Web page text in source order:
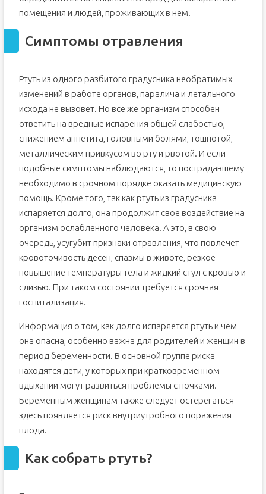
помещения и людей, проживающих в нем.
Симптомы отравления
Ртуть из одного разбитого градусника необратимых
изменений в работе органов, паралича и летального
исхода не вызовет. Но все же организм способен
ответить на вредные испарения общей слабостью,
снижением аппетита, головными болями, тошнотой,
металлическим привкусом во рту и рвотой. И если
подобные симптомы наблюдаются, то пострадавшему
необходимо в срочном порядке оказать медицинскую
помощь. Кроме того, так как ртуть из градусника
испаряется долго, она продолжит свое воздействие на
организм ослабленного человека. А это, в свою
очередь, усугубит признаки отравления, что повлечет
кровоточивость десен, спазмы в животе, резкое
повышение температуры тела и жидкий стул с кровью и
слизью. При таком состоянии требуется срочная
госпитализация.
Информация о том, как долго испаряется ртуть и чем
она опасна, особенно важна для родителей и женщин в
период беременности. В основной группе риска
находятся дети, у которых при кратковременном
вдыхании могут развиться проблемы с почками.
Беременным женщинам также следует остерегаться —
здесь появляется риск внутриутробного поражения
плода.
Как собрать ртуть?